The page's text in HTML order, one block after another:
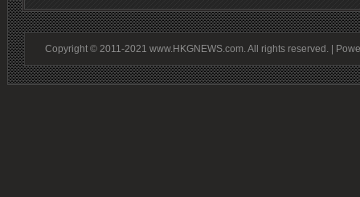
Copyright © 2011-2021 www.HKGNEWS.com. All rights reserved. |